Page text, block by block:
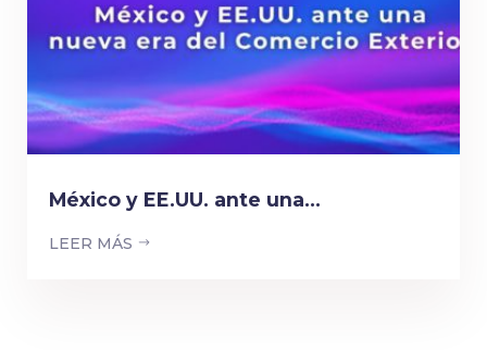
México y EE.UU. ante una...
LEER MÁS